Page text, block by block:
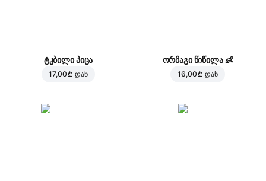
ტკბილი პიცა
17,00 ₾ დან
ორმაგი წიწილა👶
16,00 ₾ დან